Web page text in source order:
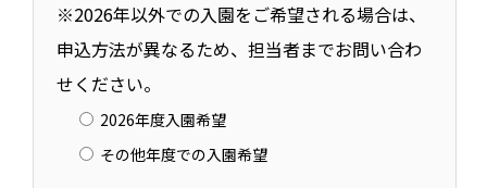
※2026年以外での入園をご希望される場合は、
申込方法が異なるため、担当者までお問い合わ
せください。
2026年度入園希望
その他年度での入園希望